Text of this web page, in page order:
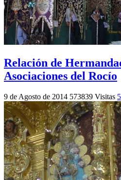
Relación de
Asociaciones del Rocío
9 de Agosto de 2014 573839 Visitas